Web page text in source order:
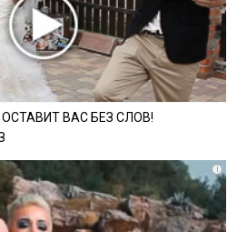
ВАС БЕЗ СЛОВ!
i